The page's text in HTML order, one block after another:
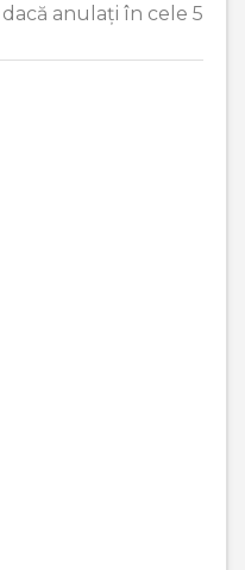
anulați în cele 5